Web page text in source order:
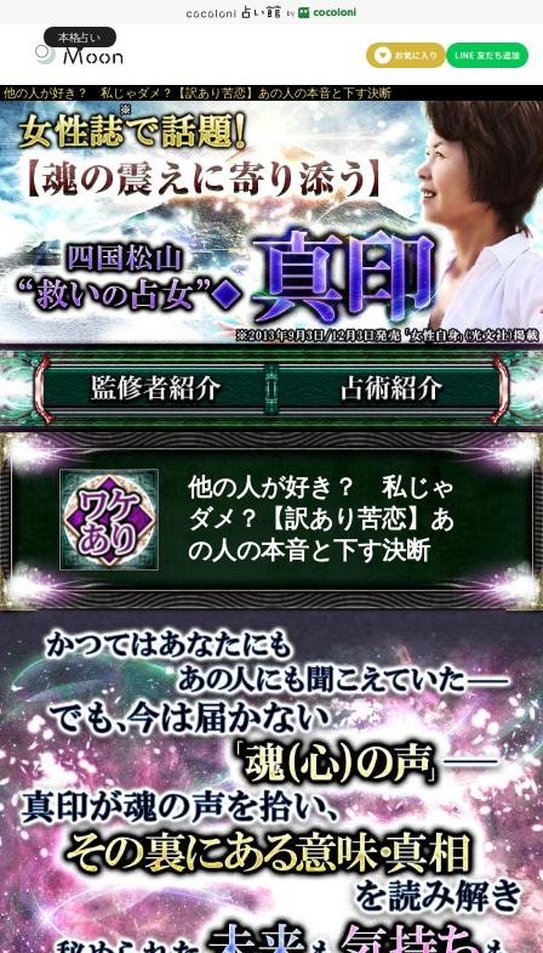
本格占い
他の人が好き？ 私じゃダメ？【訳あり苦恋】あの人の本音と下す決断
他の人が好き？ 私じゃ
ダメ？【訳あり苦恋】あ
の人の本音と下す決断